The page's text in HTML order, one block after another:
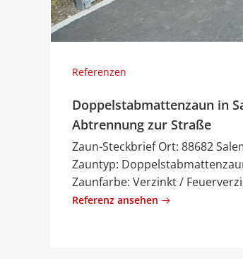
Referenzen
Doppelstabmattenzaun in
Abtrennung zur Straße
Zaun-Steckbrief Ort: 88682
Zauntyp:
Zaunfarbe: Verzinkt /
Referenz ansehen